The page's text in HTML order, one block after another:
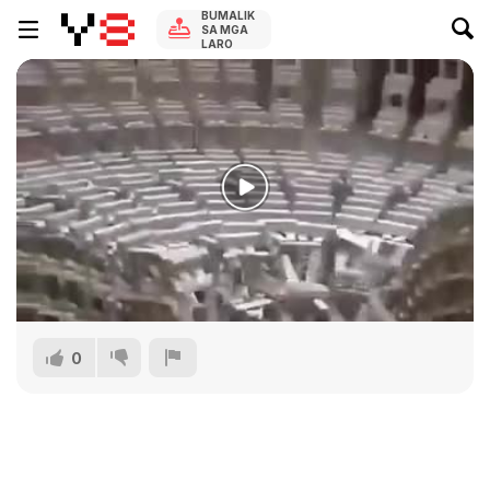
BUMALIK
SA MGA
LARO
0